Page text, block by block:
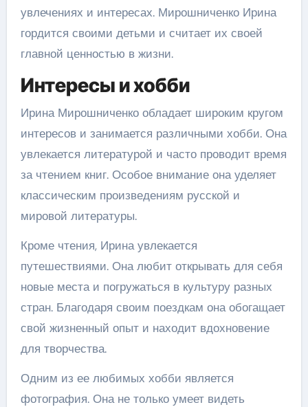
увлечениях и интересах. Мирошниченко Ирина
гордится своими детьми и считает их своей
главной ценностью в жизни.
Интересы и хобби
Ирина Мирошниченко обладает широким кругом
интересов и занимается различными хобби. Она
увлекается литературой и часто проводит время
за чтением книг. Особое внимание она уделяет
классическим произведениям русской и
мировой литературы.
Кроме чтения, Ирина увлекается
путешествиями. Она любит открывать для себя
новые места и погружаться в культуру разных
стран. Благодаря своим поездкам она обогащает
свой жизненный опыт и находит вдохновение
для творчества.
Одним из ее любимых хобби является
фотография. Она не только умеет видеть